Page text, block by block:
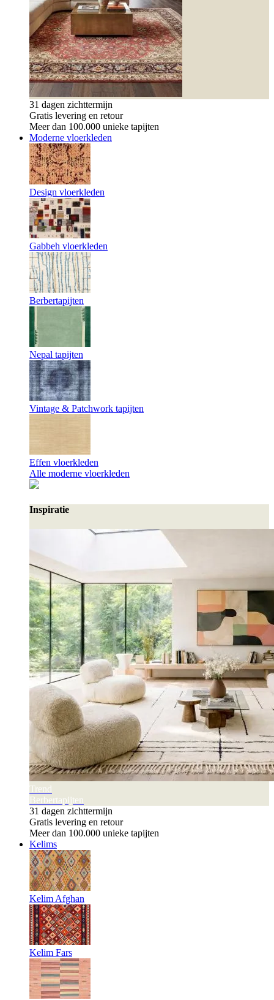
31 dagen zichttermijn
Gratis levering en retour
Meer dan 100.000 unieke tapijten
Moderne vloerkleden
Design vloerkleden
Gabbeh vloerkleden
Berbertapijten
Nepal tapijten
Vintage & Patchwork tapijten
Effen vloerkleden
Alle moderne vloerkleden
Inspiratie
Trend
Berbertapijten
31 dagen zichttermijn
Gratis levering en retour
Meer dan 100.000 unieke tapijten
Kelims
Kelim Afghan
Kelim Fars